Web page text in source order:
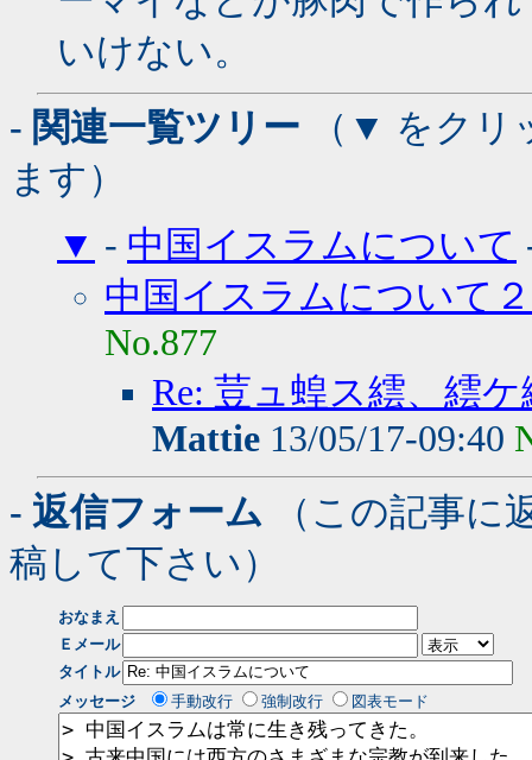
いけない。
- 関連一覧ツリー （▼ をクリ
ます）
▼ - 中国イスラムについて
中国イスラムについて２
No.877
Re: 荳ュ蝗ス繧、
Mattie 13/05/17-09:40
- 返信フォーム （この記事に
稿して下さい）
おなまえ
Ｅメール
タイトル
メッセージ
手動改行 強制改行 図表モード